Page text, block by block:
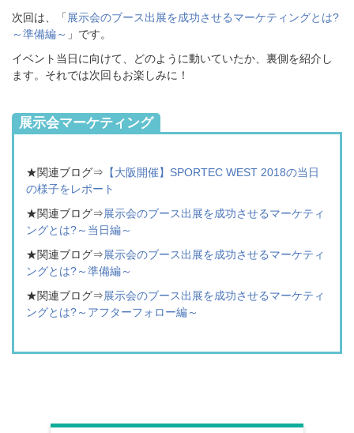
次回は、「 展示会のブース出展を成功させるマーケティングとは?
～準備編～ 」です。
イベント当日に向けて、どのように動いていたか、裏側を紹介し
ます。 それでは次回もお楽しみに！
展示会マーケティング
★関連ブログ⇒ 【大阪開催】SPORTEC WEST 2018の当日
の様子をレポート
★関連ブログ⇒展示会のブース出展を成功させるマーケティ
ングとは?～当日編～
★関連ブログ⇒展示会のブース出展を成功させるマーケティ
ングとは?～準備編～
★関連ブログ⇒展示会のブース出展を成功させるマーケティ
ングとは?～アフターフォロー編～